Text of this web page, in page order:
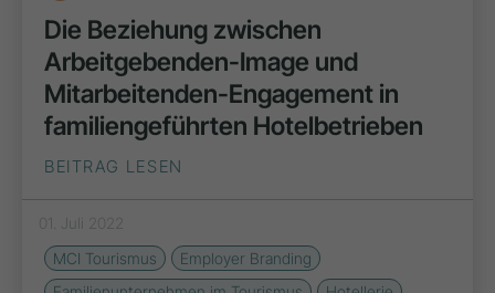
Die Beziehung zwischen
Arbeitgebenden-Image und
Mitarbeitenden-Engagement in
familiengeführten Hotelbetrieben
BEITRAG LESEN
01. Juli 2022
MCI Tourismus
Employer Branding